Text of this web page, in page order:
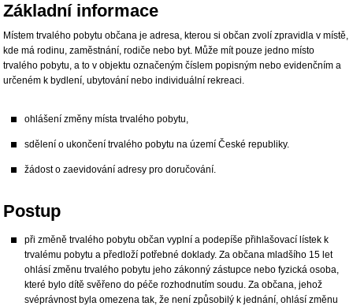
Základní informace
Místem trvalého pobytu občana je adresa, kterou si občan zvolí zpravidla v místě,
kde má rodinu, zaměstnání, rodiče nebo byt. Může mít pouze jedno místo
trvalého pobytu, a to v objektu označeným číslem popisným nebo evidenčním a
určeném k bydlení, ubytování nebo individuální rekreaci.
ohlášení změny místa trvalého pobytu,
sdělení o ukončení trvalého pobytu na území České republiky.
žádost o zaevidování adresy pro doručování.
Postup
při změně trvalého pobytu občan vyplní a podepíše přihlašovací lístek k
trvalému pobytu a předloží potřebné doklady. Za občana mladšího 15 let
ohlásí změnu trvalého pobytu jeho zákonný zástupce nebo fyzická osoba,
které bylo dítě svěřeno do péče rozhodnutím soudu. Za občana, jehož
svéprávnost byla omezena tak, že není způsobilý k jednání, ohlásí změnu